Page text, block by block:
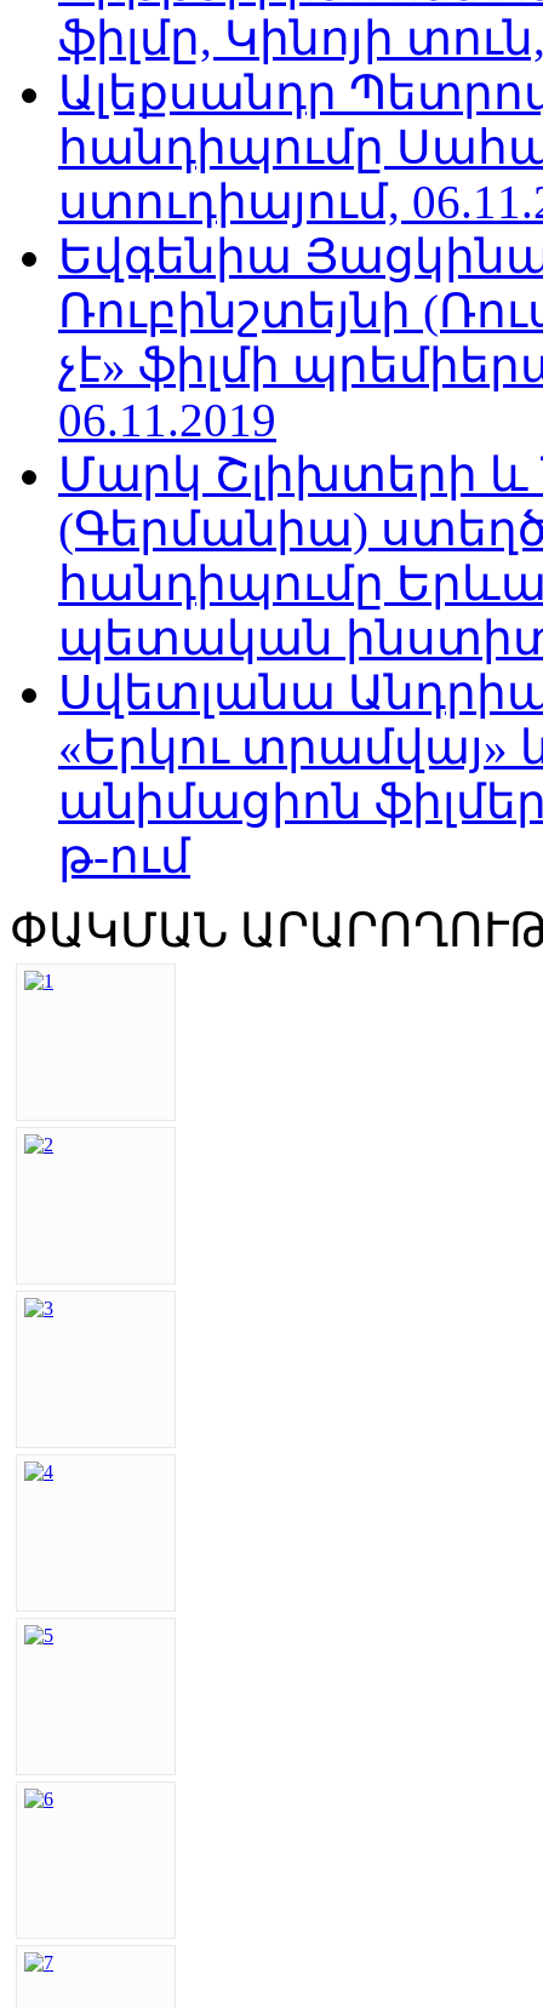
ֆիլմը, Կինոյի տուն,
Ալեքսանդր
հանդիպումը
ստուդիայում,
Եվգենիա
Ռուբինշտեյնի
չէ» ֆիլմի
06.11.2019
Մարկ Շլիխտերի և
(Գերմանիա)
հանդիպումը
պետական
Սվետլանա
«Երկու տրամվայ»
անիմացիոն
թ-ում
ՓԱԿՄԱՆ